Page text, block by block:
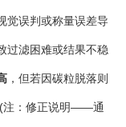
觉误判或称量误差导
过滤困难或结果不稳
，但若因碳粒脱落则
注：修正说明——通